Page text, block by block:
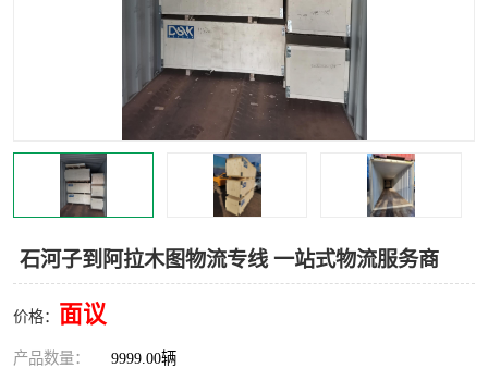
石河子到阿拉木图物流专线 一站式物流服务商
价格： 面议
产品数量： 9999.00辆